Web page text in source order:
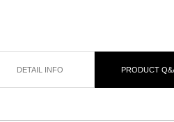
DETAIL INFO PRODUCT